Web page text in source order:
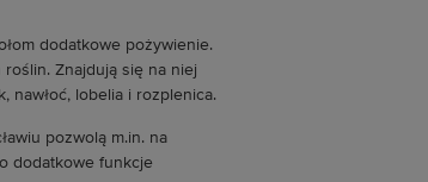
dodatkowe pożywienie.
Znajdują się na niej
nawłoć, lobelia i rozplenica.
pozwolą m.in. na
dodatkowe funkcje